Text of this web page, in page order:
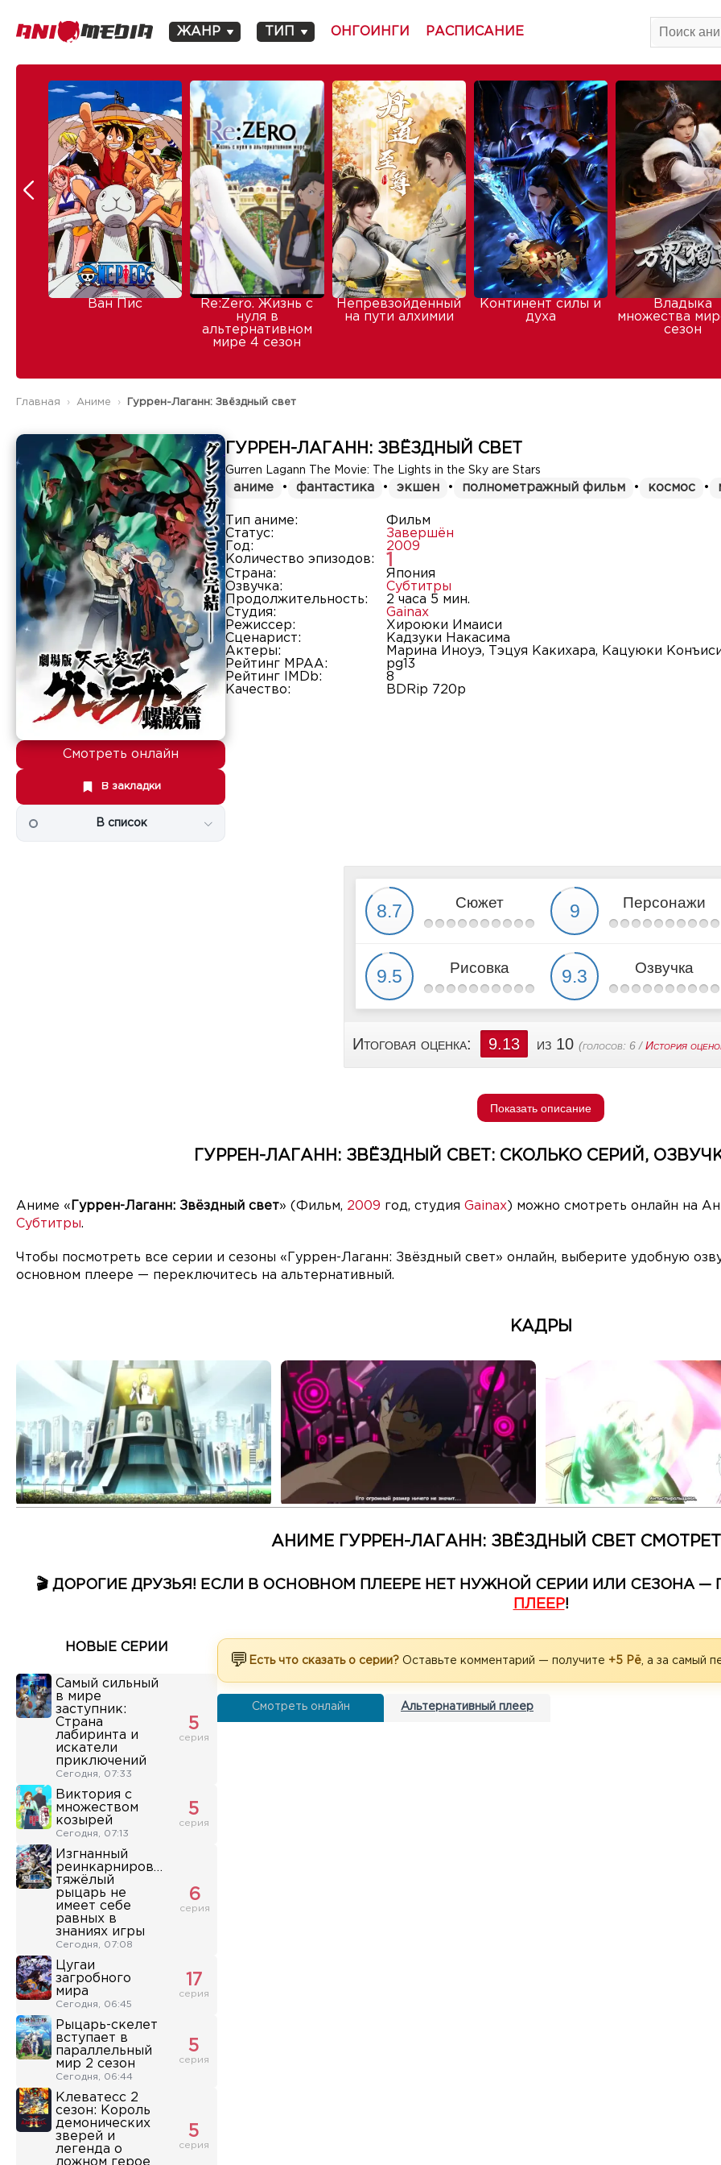
ЖАНР ТИП ОНГОИНГИ РАСПИСАНИЕ
Ван Пис
Re:Zero. Жизнь с
нуля в
альтернативном
мире 4 сезон
Непревзойденный
на пути алхимии
Континент силы и
духа
Владыка
множества
сезон
Главная Аниме Гуррен-Лаганн: Звёздный свет
Смотреть онлайн
В закладки
В список
ГУРРЕН-ЛАГАНН: ЗВЁЗДНЫЙ СВЕТ
Gurren Lagann The Movie: The Lights in the Sky are Stars
аниме • фантастика • экшен • полнометражный фильм • космос •
Тип аниме:
Фильм
Статус:
Завершён
Год:
2009
Количество эпизодов:
1
Страна:
Япония
Озвучка:
Субтитры
Продолжительность:
2 часа 5 мин.
Студия:
Gainax
Режиссер:
Хироюки Имаиси
Сценарист:
Кадзуки Накасима
Актеры:
Марина Иноуэ, Тэцуя Какихара, Кацуюки
Рейтинг MPAA:
pg13
Рейтинг IMDb:
8
Качество:
BDRip 720p
Сюжет Персонажи
Рисовка Озвучка
Итоговая оценка: 9.13 из 10 (голосов: 6 /История
Показать описание
ГУРРЕН-ЛАГАНН: ЗВЁЗДНЫЙ СВЕТ: СКОЛЬКО СЕРИЙ,
Аниме « Гуррен-Лаганн: Звёздный свет» (Фильм, 2009 год, студия Gainax ) можно смотреть онлайн на
Субтитры.
Чтобы посмотреть все серии и сезоны «Гуррен-Лаганн: Звёздный свет» онлайн, выберите удобную
основном плеере — переключитесь на альтернативный.
КАДРЫ
АНИМЕ ГУРРЕН-ЛАГАНН: ЗВЁЗДНЫЙ СВЕТ
🎬 ДОРОГИЕ ДРУЗЬЯ! ЕСЛИ В ОСНОВНОМ ПЛЕЕРЕ НЕТ НУЖНОЙ СЕРИИ ИЛИ СЕЗОНА
ПЛЕЕР!
НОВЫЕ СЕРИИ
Самый сильный
в мире
заступник:
Страна
лабиринта и
искатели
приключений
Сегодня, 07:33
5
серия
Виктория с
множеством
козырей
Сегодня, 07:13
5
серия
Изгнанный
реинкарнированный
тяжёлый
рыцарь не
имеет себе
равных в
знаниях игры
Сегодня, 07:08
6
серия
Цугаи
загробного
мира
Сегодня, 06:45
17
серия
Рыцарь-скелет
вступает в
параллельный
мир 2 сезон
Сегодня, 06:44
5
серия
Клеватесс 2
сезон: Король
демонических
зверей и
легенда о
ложном герое
5
серия
💬 Есть что сказать о серии? Оставьте комментарий — получите +5 Рё , а за самый
Смотреть онлайн Альтернативный плеер